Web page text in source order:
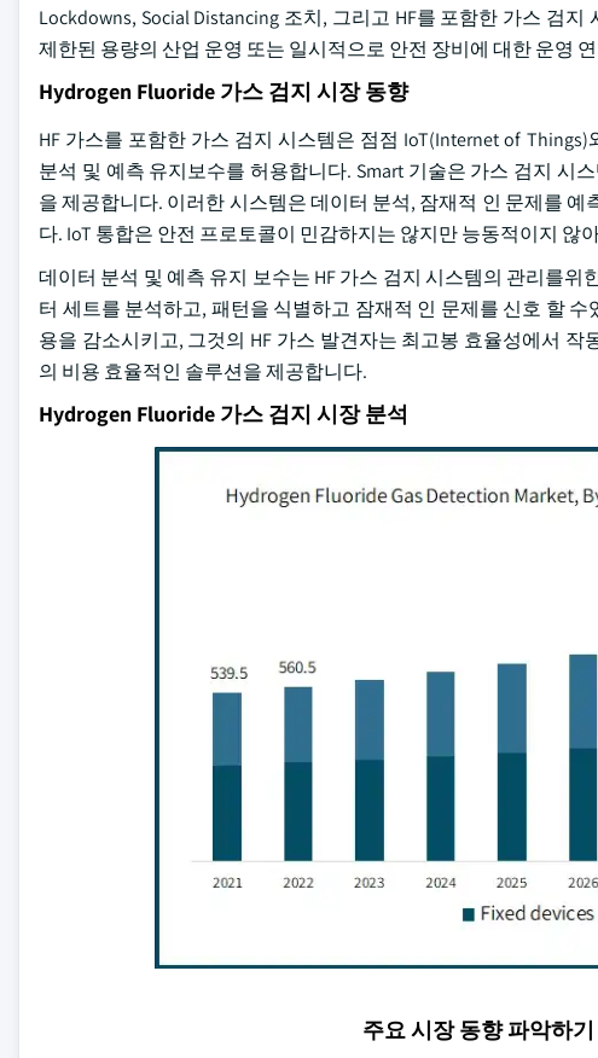
Lockdowns, Social Distancing 조치, 그리고 HF를 포함한 가스 검
제한된 용량의 산업 운영 또는 일시적으로 안전 장비에 대한 운영
Hydrogen Fluoride 가스 검지 시장 동향
HF 가스를 포함한 가스 검지 시스템은 점점 IoT(Internet of
분석 및 예측 유지보수를 허용합니다. Smart 기술은 가스 검지 시
을 제공합니다. 이러한 시스템은 데이터 분석, 잠재적 인 문제를
다. IoT 통합은 안전 프로토콜이 민감하지는 않지만 능동적이지 않
데이터 분석 및 예측 유지 보수는 HF 가스 검지 시스템의 관리를
터 세트를 분석하고, 패턴을 식별하고 잠재적 인 문제를 신호 할
용을 감소시키고, 그것의 HF 가스 발견자는 최고봉 효율성에서
의 비용 효율적인 솔루션을 제공합니다.
Hydrogen Fluoride 가스 검지 시장 분석
주요 시장 동향 파악하기